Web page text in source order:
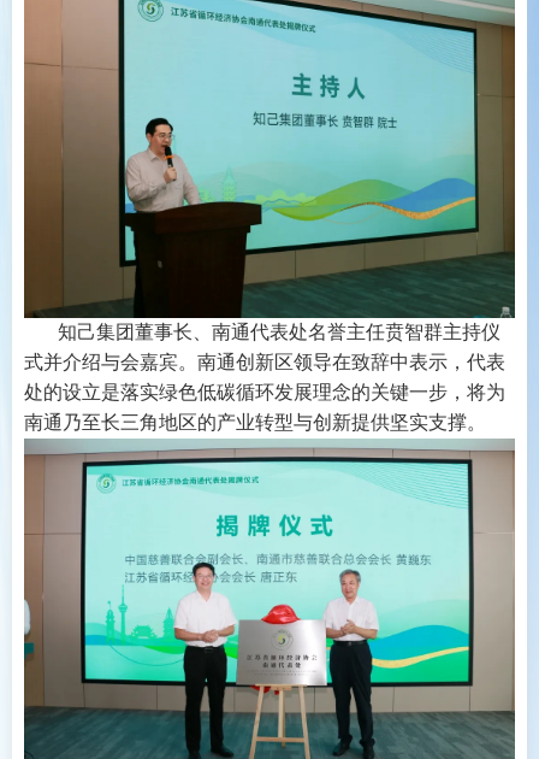
知己集团董事长、南通代表处名誉主任贲智群主持仪
式并介绍与会嘉宾。南通创新区领导在致辞中表示，代表
处的设立是落实绿色低碳循环发展理念的关键一步，将为
南通乃至长三角地区的产业转型与创新提供坚实支撑。